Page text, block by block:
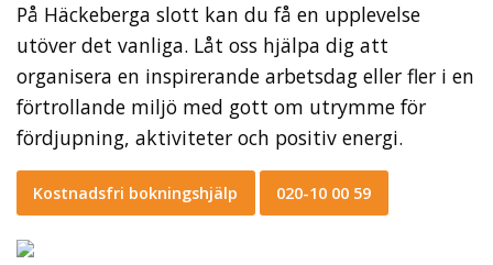
På Häckeberga slott kan du få en upplevelse
utöver det vanliga. Låt oss hjälpa dig att
organisera en inspirerande arbetsdag eller fler i en
förtrollande miljö med gott om utrymme för
fördjupning, aktiviteter och positiv energi.
Kostnadsfri bokningshjälp 020-10 00 59